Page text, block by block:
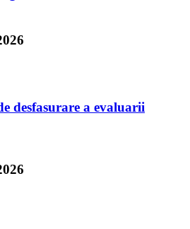
desfasurare a evaluarii